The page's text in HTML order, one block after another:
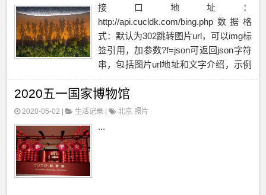
接口地址：
http://api.cucldk.com/bing.php数据格
式：默认为302跳转图片url，可以img标
签引用，加参数?f=json可返回json字符
串，包括图片url地址和文字介绍，示例
2020五一国家博物馆
2020-05-02 | 生活记录 北京 照片
...